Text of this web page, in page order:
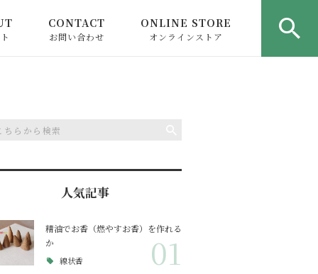
CONTACT
お問い合わせ
ONLINE STORE
オンラインストア
人気記事
精油でお香（燃やすお香）を作れる
か
線状香 01